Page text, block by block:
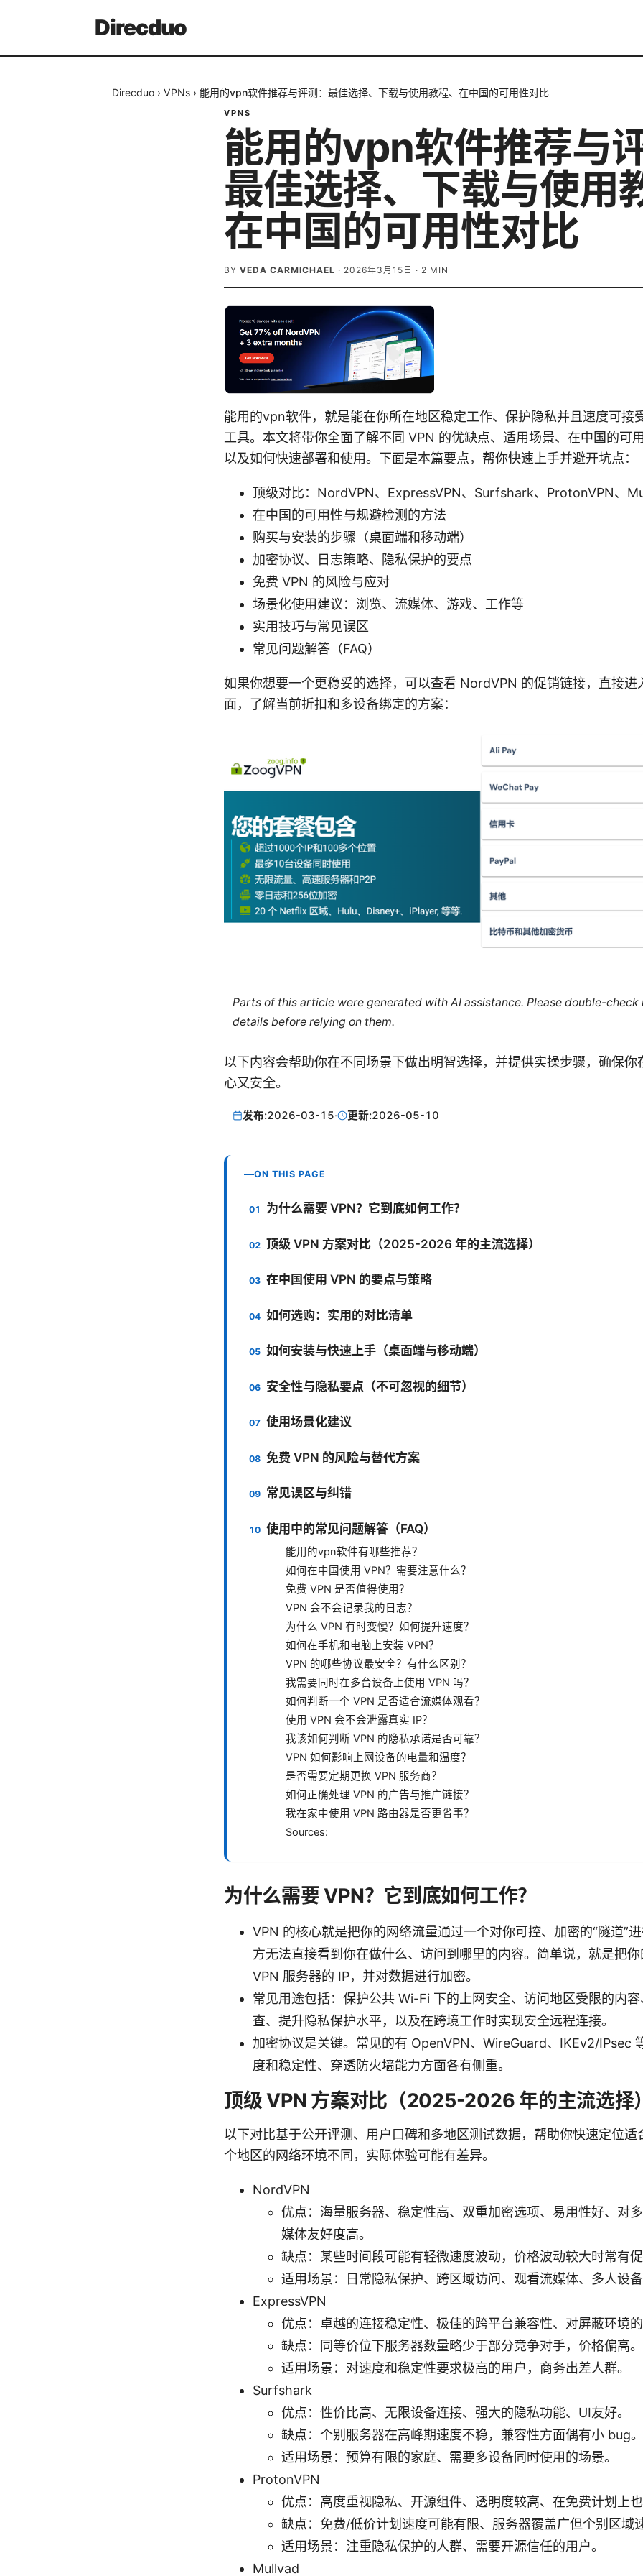
Direcduo
Direcduo › VPNs › 能用的vpn软件推荐与评测：最佳选择、下载与使用教程、在中国的可用性对比
VPNS
能用的vpn软件推荐与评
最佳选择、下载与使用
在中国的可用性对比
BY VEDA CARMICHAEL · 2026年3月15日 · 2 MIN
能用的vpn软件，就是能在你所在地区稳定工作、保护隐私并且速度可接
工具。本文将带你全面了解不同 VPN 的优缺点、适用场景、在中国的可
以及如何快速部署和使用。下面是本篇要点，帮你快速上手并避开坑点：
顶级对比：NordVPN、ExpressVPN、Surfshark、ProtonVPN、
在中国的可用性与规避检测的方法
购买与安装的步骤（桌面端和移动端）
加密协议、日志策略、隐私保护的要点
免费 VPN 的风险与应对
场景化使用建议：浏览、流媒体、游戏、工作等
实用技巧与常见误区
常见问题解答（FAQ）
如果你想要一个更稳妥的选择，可以查看 NordVPN 的促销链接，直接进
面，了解当前折扣和多设备绑定的方案：
Parts of this article were generated with AI assistance. Please double-
details before relying on them.
以下内容会帮助你在不同场景下做出明智选择，并提供实操步骤，确保你
心又安全。
发布:2026-03-15· 更新:2026-05-10
ON THIS PAGE
为什么需要 VPN？它到底如何工作？
顶级 VPN 方案对比（2025-2026 年的主流选择）
在中国使用 VPN 的要点与策略
如何选购：实用的对比清单
如何安装与快速上手（桌面端与移动端）
安全性与隐私要点（不可忽视的细节）
使用场景化建议
免费 VPN 的风险与替代方案
常见误区与纠错
使用中的常见问题解答（FAQ）
能用的vpn软件有哪些推荐？
如何在中国使用 VPN？需要注意什么？
免费 VPN 是否值得使用？
VPN 会不会记录我的日志？
为什么 VPN 有时变慢？如何提升速度？
如何在手机和电脑上安装 VPN？
VPN 的哪些协议最安全？有什么区别？
我需要同时在多台设备上使用 VPN 吗？
如何判断一个 VPN 是否适合流媒体观看？
使用 VPN 会不会泄露真实 IP？
我该如何判断 VPN 的隐私承诺是否可靠？
VPN 如何影响上网设备的电量和温度？
是否需要定期更换 VPN 服务商？
如何正确处理 VPN 的广告与推广链接？
我在家中使用 VPN 路由器是否更省事？
Sources:
为什么需要 VPN？它到底如何工作？
VPN 的核心就是把你的网络流量通过一个对你可控、加密的“隧道”
方无法直接看到你在做什么、访问到哪里的内容。简单说，就是把
VPN 服务器的 IP，并对数据进行加密。
常见用途包括：保护公共 Wi-Fi 下的上网安全、访问地区受限的内
查、提升隐私保护水平，以及在跨境工作时实现安全远程连接。
加密协议是关键。常见的有 OpenVPN、WireGuard、IKEv2/IPsec
度和稳定性、穿透防火墙能力方面各有侧重。
顶级 VPN 方案对比（2025-2026 年的主流选择）
以下对比基于公开评测、用户口碑和多地区测试数据，帮助你快速定位适
个地区的网络环境不同，实际体验可能有差异。
NordVPN
优点：海量服务器、稳定性高、双重加密选项、易用性好、对
媒体友好度高。
缺点：某些时间段可能有轻微速度波动，价格波动较大时常有促
适用场景：日常隐私保护、跨区域访问、观看流媒体、多人设备
ExpressVPN
优点：卓越的连接稳定性、极佳的跨平台兼容性、对屏蔽环境的
缺点：同等价位下服务器数量略少于部分竞争对手，价格偏高。
适用场景：对速度和稳定性要求极高的用户，商务出差人群。
Surfshark
优点：性价比高、无限设备连接、强大的隐私功能、UI友好。
缺点：个别服务器在高峰期速度不稳，兼容性方面偶有小 bug。
适用场景：预算有限的家庭、需要多设备同时使用的场景。
ProtonVPN
优点：高度重视隐私、开源组件、透明度较高、在免费计划上也
缺点：免费/低价计划速度可能有限、服务器覆盖广但个别区域
适用场景：注重隐私保护的人群、需要开源信任的用户。
Mullvad